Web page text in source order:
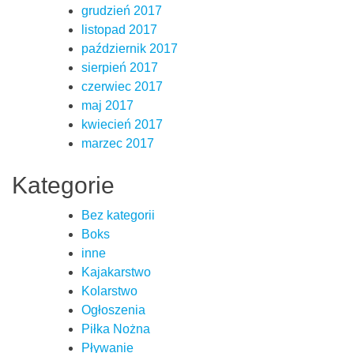
grudzień 2017
listopad 2017
październik 2017
sierpień 2017
czerwiec 2017
maj 2017
kwiecień 2017
marzec 2017
Kategorie
Bez kategorii
Boks
inne
Kajakarstwo
Kolarstwo
Ogłoszenia
Piłka Nożna
Pływanie